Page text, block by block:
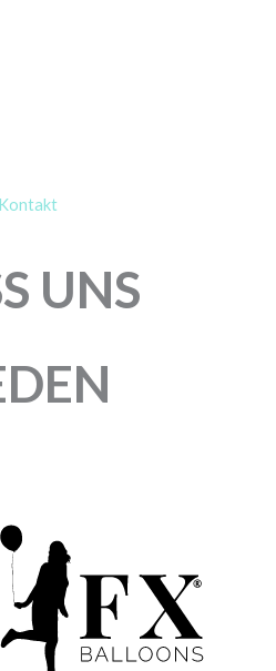
Kontakt
UNS